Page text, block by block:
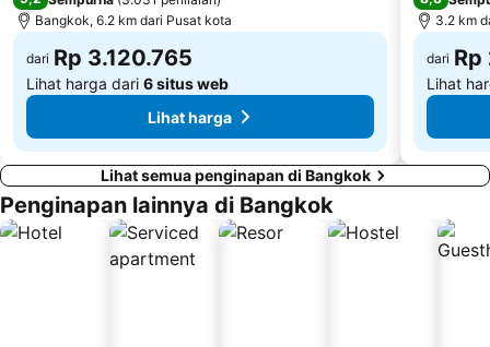
BTS Victory Monument
Stasiun Kereta Utama Hua Lamphong Bangkok
Bangkok, 6.2 km dari Pusat kota
dari Rp 3.120.765
Lihat harga dari 6 situs web
Lihat harga
3.2 km
dari
Lihat
Lihat semua penginapan di Bangkok
Penginapan lainnya di Bangkok